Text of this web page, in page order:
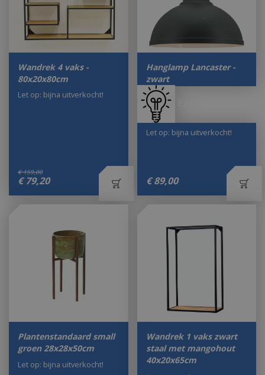
Wandrek 4 vaks -
80x20x80cm
€ 159,00
€ 79,20
Let op: bijna uitverkocht!
Hanglamp Lancaster -
zwart
€ 89,00
Let op: bijna uitverkocht!
Plantenstandaard small
groen 28x28x50cm
Let op: bijna uitverkocht!
Wandrek 1 vaks zwart
staal met mangohout
40x20x65cm